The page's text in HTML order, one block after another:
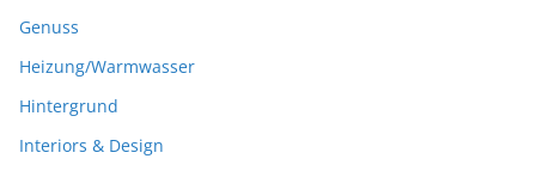
Genuss
Heizung/Warmwasser
Hintergrund
Interiors & Design